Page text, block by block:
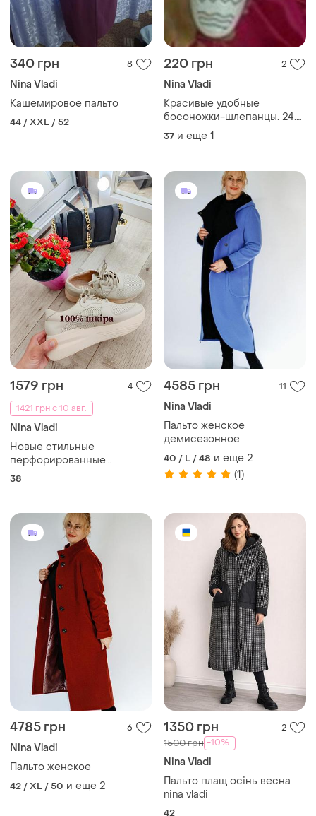
340 грн 8
Nina Vladi
Кашемировое пальто
44 / XXL / 52
220 грн 2
Nina Vladi
Красивые удобные
босоножки-шлепанцы. 24.5
по стельке
37 и еще 1
1579 грн
4
1421 грн с 10 авг.
Nina Vladi
Новые стильные
перфорированные
кроссовки на шнуровке
38
4585 грн 11
Nina Vladi
Пальто женское
демисезонное
40 / L / 48 и еще 2
(1)
4785 грн 6
Nina Vladi
Пальто женское
42 / XL / 50 и еще 2
1350 грн 2
1500 грн -10%
Nina Vladi
Пальто плащ осінь весна
nina vladi
42